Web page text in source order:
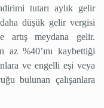
tutarı aylık gelir
düşük gelir vergisi
artış meydana gelir.
%40’ını kaybettiği
ve engelli eşi veya
bulunan çalışanlara